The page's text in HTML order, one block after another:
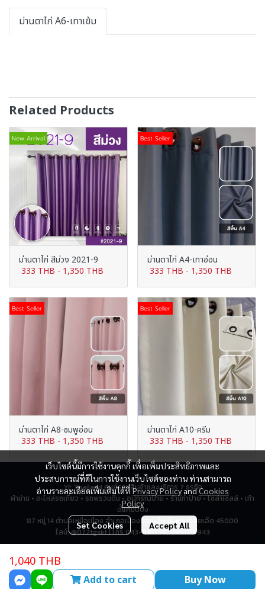
ม่านตาไก่ A6-เทาเข้ม
Related Products
New Arrival
ม่านตาไก่ สีม่วง 2021-9
333 THB - 1,350 THB
Best Seller
ม่านตาไก่ A4-เทาอ่อน
333 THB - 1,350 THB
Best Seller
ม่านตาไก่ A8-ชมพูอ่อน
333 THB - 1,350 THB
Best Seller
ม่านตาไก่ A10-ครีม
333 THB - 1,350 THB
1,040 THB
Add to cart Buy Now
เว็บไซต์นี้มีการใช้งานคุกกี้ เพื่อเพิ่มประสิทธิภาพและ
ประสบการณ์ที่ดีในการใช้งานเว็บไซต์ของท่าน ท่านสามารถ
อ่านรายละเอียดเพิ่มเติมได้ที่Privacy PolicyandCookies
Policy
Set Cookies Accept All
YF Thailand ศูนย์รวมสินค้าและบริการ 7 ธุรกิจ
ผ้าม่าน • อะไหล่รถเกี่ยว • รถพรวนดิน • อุปกรณ์ป้าย • ร้านทำป้าย • โซล่าเซลล์ • เก้า
อี้แคมป์ปิ้ง
87 หมู่ 14 ตำบลเหนือเมือง อำเภอเมืองร้อยเอ็ด จังหวัดร้อยเอ็ด 45000
ไลน์: @072tgskt | โทร 043-518259, 0951715943
Total Visitor2,766,805